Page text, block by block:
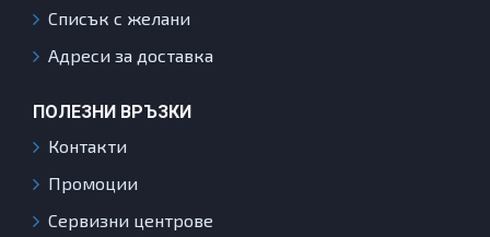
Списък с желани
Адреси за доставка
ПОЛЕЗНИ ВРЪЗКИ
Контакти
Промоции
Сервизни центрове